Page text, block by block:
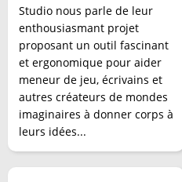
Studio nous parle de leur
enthousiasmant projet
proposant un outil fascinant
et ergonomique pour aider
meneur de jeu, écrivains et
autres créateurs de mondes
imaginaires à donner corps à
leurs idées...